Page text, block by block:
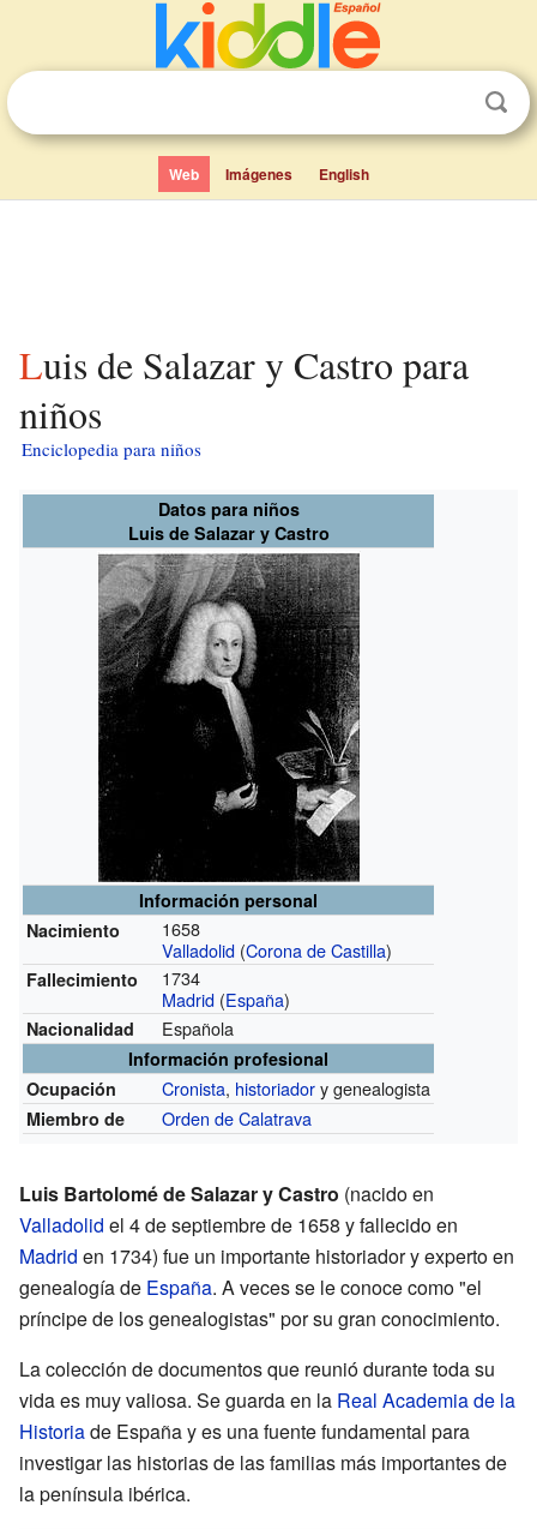
Web Imágenes English
Luis de Salazar y Castro para
niños
Enciclopedia para niños
Datos para niños
Luis de Salazar y Castro
Información personal
Nacimiento
1658
Valladolid (Corona de Castilla)
Fallecimiento
1734
Madrid (España)
Nacionalidad Española
Información profesional
Ocupación
Cronista, historiadory genealogista
Miembro de Orden de Calatrava
Luis Bartolomé de Salazar y Castro (nacido en
Valladolid el 4 de septiembre de 1658 y fallecido en
Madrid en 1734) fue un importante historiador y experto en
genealogía de España. A veces se le conoce como "el
príncipe de los genealogistas" por su gran conocimiento.
La colección de documentos que reunió durante toda su
vida es muy valiosa. Se guarda en la Real Academia de la
Historiade España y es una fuente fundamental para
investigar las historias de las familias más importantes de
la península ibérica.